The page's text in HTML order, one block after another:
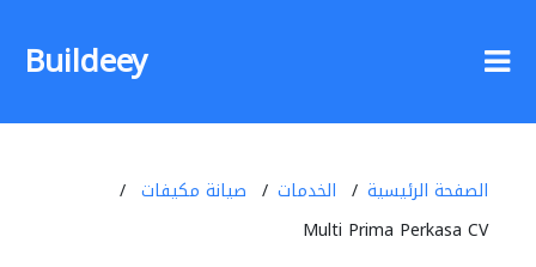
Buildeey
الصفحة الرئيسية الخدمات
صيانة مكيفات
Multi Prima Perkasa CV